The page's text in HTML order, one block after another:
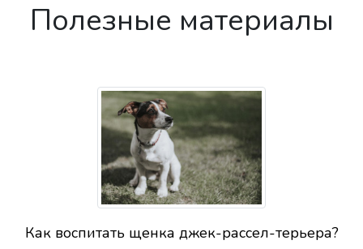
Полезные материалы
Как воспитать щенка джек-рассел-терьера?